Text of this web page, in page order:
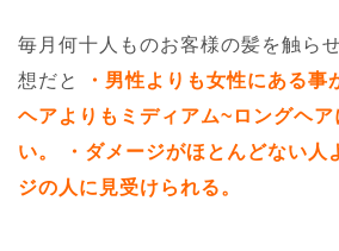
毎月何十人ものお客様の髪を触ら
想だと
・男性よりも女性にある事
ヘアよりもミディアム~ロングヘ
い。
・ダメージがほとんどない人
ジの人に見受けられる。